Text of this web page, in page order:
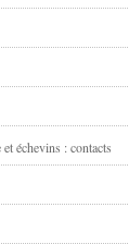
échevins : contacts